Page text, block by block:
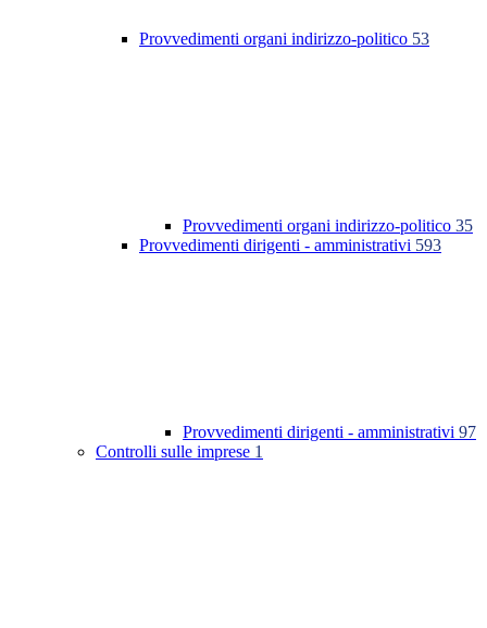
Provvedimenti organi indirizzo-politico 53
Provvedimenti organi indirizzo-politico 35
Provvedimenti dirigenti - amministrativi 593
Provvedimenti dirigenti - amministrativi 97
Controlli sulle imprese 1